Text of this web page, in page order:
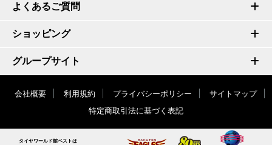
よくあるご質問
ショッピング
グループサイト
会社概要 利用規約 プライバシーポリシー
サイトマップ
特定商取引法に基づく表記
タイヤワールド館ベストは